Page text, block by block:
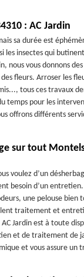
: AC Jardin
sa durée est
les insectes qui
nous vous donnons
fleurs. Arroser les
tous ces travaux
temps pour les
offrons différents
sur tout
voulez d’un
besoin d’un
une pelouse bien
traitement et
Jardin est à toute
et de traitement de
et vous assure un